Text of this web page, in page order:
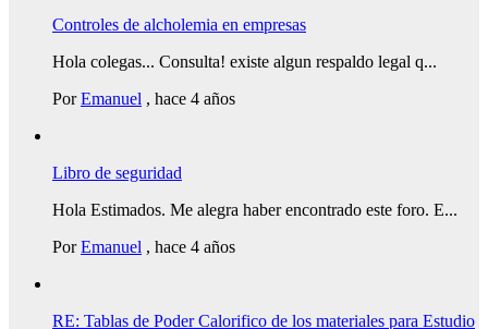
Controles de alcholemia en empresas
Hola colegas... Consulta! existe algun respaldo legal q...
PorEmanuel , hace 4 años
Libro de seguridad
Hola Estimados. Me alegra haber encontrado este foro. E...
PorEmanuel , hace 4 años
RE: Tablas de Poder Calorifico de los materiales para Estudio